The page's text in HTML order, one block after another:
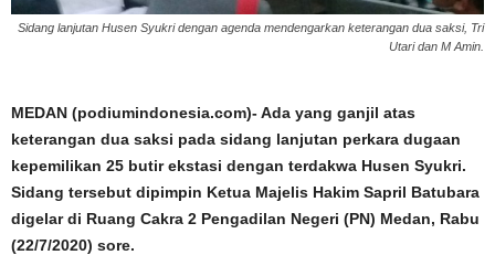
Sidang lanjutan Husen Syukri dengan agenda mendengarkan keterangan dua saksi, Tri
Utari dan M Amin.
MEDAN (podiumindonesia.com)- Ada yang ganjil atas
keterangan dua saksi pada sidang lanjutan perkara dugaan
kepemilikan 25 butir ekstasi dengan terdakwa Husen Syukri.
Sidang tersebut dipimpin Ketua Majelis Hakim Sapril Batubara
digelar di Ruang Cakra 2 Pengadilan Negeri (PN) Medan, Rabu
(22/7/2020) sore.